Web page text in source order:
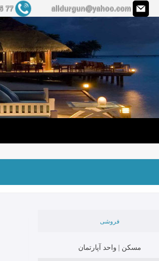
alidurgun@yahoo.com
77
فروشی
مسکن واحد آپارتمان